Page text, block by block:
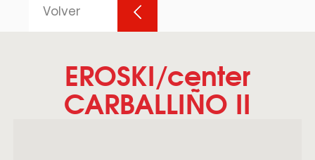
Volver
EROSKI/center
CARBALLIÑO II